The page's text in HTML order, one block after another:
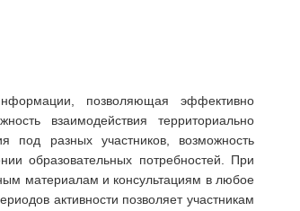
позволяющая эффективно
взаимодействия территориально
под разных участников, возможность
образовательных потребностей. При
материалам и консультациям в любое
активности позволяет участникам